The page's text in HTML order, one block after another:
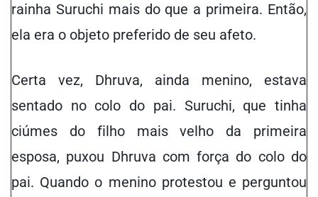
rainha Suruchi mais do que a primeira. Então,
ela era o objeto preferido de seu afeto.
Certa vez, Dhruva, ainda menino, estava
sentado no colo do pai. Suruchi, que tinha
ciúmes do filho mais velho da primeira
esposa, puxou Dhruva com força do colo do
pai. Quando o menino protestou e perguntou